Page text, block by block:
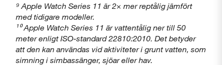
⁹ Apple Watch Series 11 är 2× mer reptålig jämfört
med tidigare modeller.
¹⁰ Apple Watch Series 11 är vattentålig ner till 50
meter enligt ISO-standard 22810:2010. Det betyder
att den kan användas vid aktiviteter i grunt vatten, som
simning i simbassänger, sjöar eller hav.